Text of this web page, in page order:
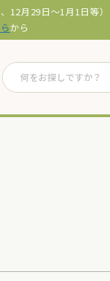
12月29日～1月1日等）
から